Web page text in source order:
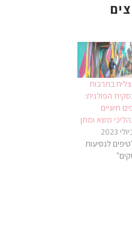
בתרבות
הפולנית:
חיוניים
משא ומתן
לנסיעות